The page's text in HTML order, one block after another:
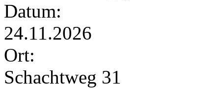
Datum:
24.11.2026
Ort:
Schachtweg 31